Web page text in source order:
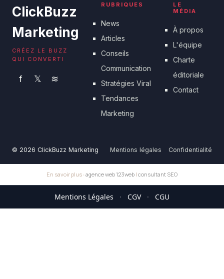
ClickBuzz
Marketing
CRÉEZ LE BUZZ
QUI CONVERTI
f 𝕏 ≋
RUBRIQUES
News
Articles
Conseils
Communication
Stratégies Viral
Tendances
Marketing
LE
MÉDIA
À propos
L'équipe
Charte
éditoriale
Contact
© 2026 ClickBuzz Marketing Mentions légales Confidentialité
En savoir plus : agence web 123web | consultant SEO
Mentions Légales · CGV · CGU